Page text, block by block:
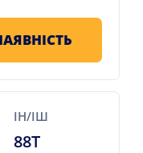
ІН/ІШ
88T